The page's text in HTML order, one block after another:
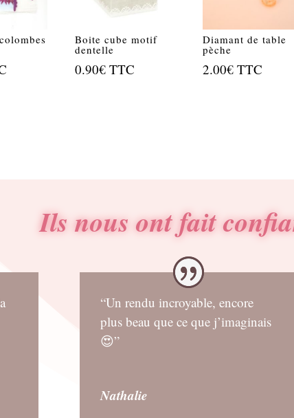
Boite cube motif
dentelle
0.90€ TTC
Diamant de table
pèche
2.00€ TTC
Ils nous ont fait
“Un rendu incroyable, encore
plus beau que ce que j’imaginais
😍”
Nathalie